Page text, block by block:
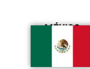
MÉXICO